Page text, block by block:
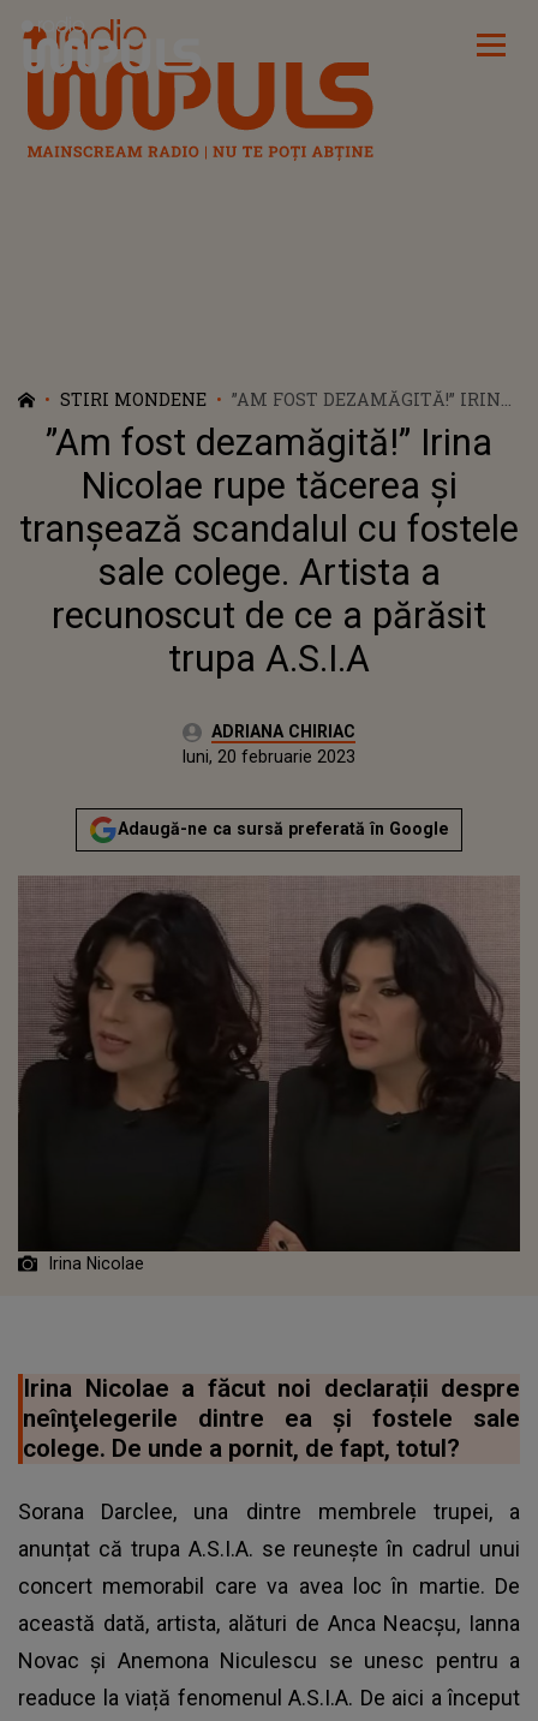
Radio Impuls
STIRI MONDENE
”AM FOST DEZAMĂGITĂ!” IRINA
NICOLAE RUPE TĂCEREA ȘI
TRANȘEAZĂ SCANDALUL CU
FOSTELE SALE COLEGE. ARTISTA
A RECUNOSCUT DE CE A
PĂRĂSIT TRUPA A.S.I.A
”Am fost dezamăgită!” Irina
Nicolae rupe tăcerea și
tranșează scandalul cu fostele
sale colege. Artista a
recunoscut de ce a părăsit
trupa A.S.I.A
Autor:ADRIANA CHIRIAC
luni, 20 februarie 2023Actualizat:
luni, 20 februarie 2023
Adaugă-ne ca sursă preferată în Google
Irina Nicolae
Irina Nicolae a făcut noi declarații despre
neînţelegerile dintre ea şi fostele sale
colege. De unde a pornit, de fapt, totul?
Sorana Darclee, una dintre membrele trupei, a
anunțat că trupa A.S.I.A. se reunește în cadrul unui
concert memorabil care va avea loc în martie. De
această dată, artista, alături de Anca Neacșu, Ianna
Novac și Anemona Niculescu se unesc pentru a
readuce la viață fenomenul A.S.I.A. De aici a început